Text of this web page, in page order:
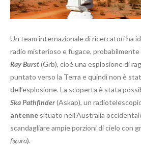
Un team internazionale di ricercatori ha
radio misterioso e fugace, probabilmente
Ray Burst(Grb), cioè una esplosione di
puntato verso la Terra e quindi non è
dell’esplosione. La scoperta è stata
Ska Pathfinder(Askap), un
antenne situato nell’Australia
scandagliare ampie porzioni di cielo con
figura).